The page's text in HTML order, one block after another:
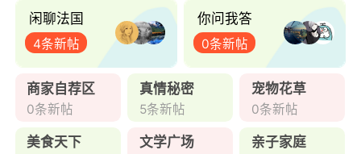
闲聊法国
4条新帖
你问我答
0条新帖
商家自荐区
0条新帖
真情秘密
5条新帖
宠物花草
0条新帖
美食天下 文学广场 亲子家庭